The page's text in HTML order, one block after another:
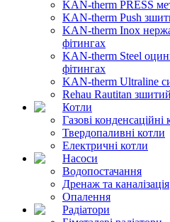
KAN-therm PRESS
KAN-therm Push
KAN-therm Inox
фітингах
KAN-therm Steel
фітингах
KAN-therm Ultraline
Rehau Rautitan
Котли
Газові конденсаційні
Твердопаливні котли
Електричні котли
Насоси
Водопостачання
Дренаж та каналізація
Опалення
Радіатори